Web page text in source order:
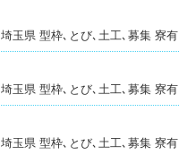
埼玉県 型枠､とび､土工､募集 寮有
埼玉県 型枠､とび､土工､募集 寮有
埼玉県 型枠､とび､土工､募集 寮有